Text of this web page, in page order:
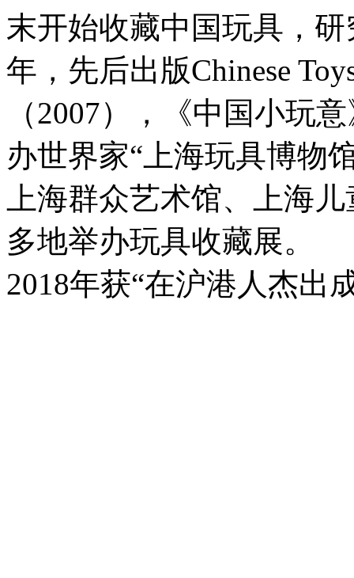
末开始收藏中国玩具，
年，先后出版Chinese
（2007），《中国小玩
办世界家“上海玩具博物
上海群众艺术馆、上海
多地举办玩具收藏展。
2018年获“在沪港人杰出